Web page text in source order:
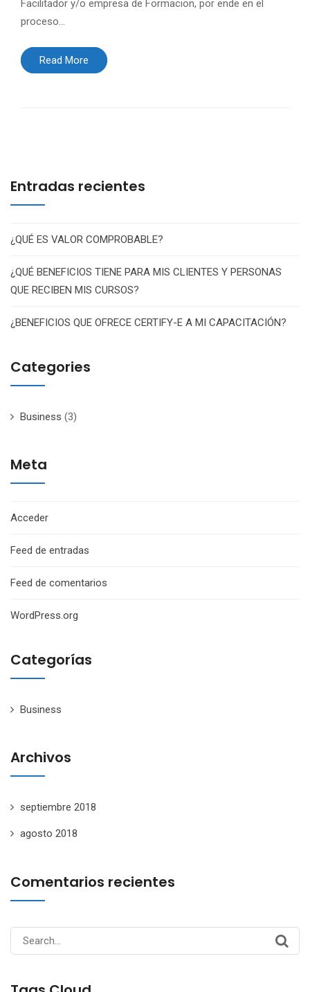
Facilitador y/o empresa de Formacion, por ende en el
proceso…
Read More
Entradas recientes
¿QUÉ ES VALOR COMPROBABLE?
¿QUÉ BENEFICIOS TIENE PARA MIS CLIENTES Y PERSONAS
QUE RECIBEN MIS CURSOS?
¿BENEFICIOS QUE OFRECE CERTIFY-E A MI CAPACITACIÓN?
Categories
Business (3)
Meta
Acceder
Feed de entradas
Feed de comentarios
WordPress.org
Categorías
Business
Archivos
septiembre 2018
agosto 2018
Comentarios recientes
Search
for: